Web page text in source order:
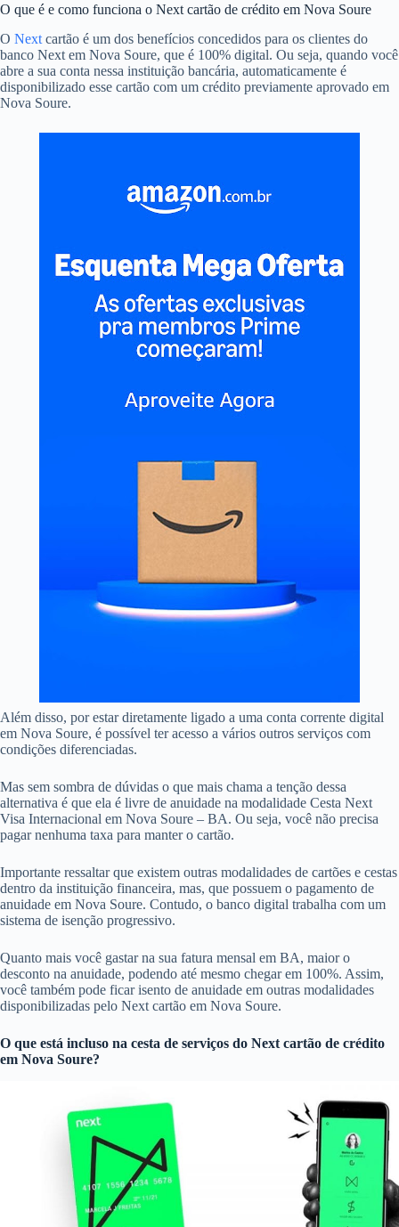
O que é e como funciona o Next cartão de crédito em Nova Soure
O Next cartão é um dos benefícios concedidos para os clientes do
banco Next em Nova Soure, que é 100% digital. Ou seja, quando você
abre a sua conta nessa instituição bancária, automaticamente é
disponibilizado esse cartão com um crédito previamente aprovado em
Nova Soure.
Além disso, por estar diretamente ligado a uma conta corrente digital
em Nova Soure, é possível ter acesso a vários outros serviços com
condições diferenciadas.
Mas sem sombra de dúvidas o que mais chama a tenção dessa
alternativa é que ela é livre de anuidade na modalidade Cesta Next
Visa Internacional em Nova Soure – BA. Ou seja, você não precisa
pagar nenhuma taxa para manter o cartão.
Importante ressaltar que existem outras modalidades de cartões e cestas
dentro da instituição financeira, mas, que possuem o pagamento de
anuidade em Nova Soure. Contudo, o banco digital trabalha com um
sistema de isenção progressivo.
Quanto mais você gastar na sua fatura mensal em BA, maior o
desconto na anuidade, podendo até mesmo chegar em 100%. Assim,
você também pode ficar isento de anuidade em outras modalidades
disponibilizadas pelo Next cartão em Nova Soure.
O que está incluso na cesta de serviços do Next cartão de crédito
em Nova Soure?